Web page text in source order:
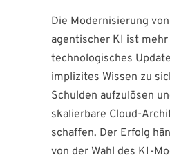
Die Modernisierung
agentischer KI ist mehr
technologisches
implizites Wissen zu
Schulden aufzulösen
skalierbare Cloud-
schaffen. Der Erfolg
von der Wahl des KI-